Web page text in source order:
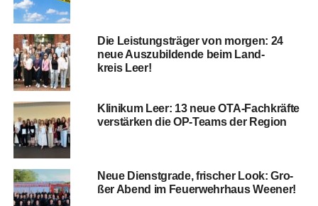
Die Leis­tungs­trä­ger von mor­gen: 24
neue Aus­zu­bil­den­de beim Land­
kreis Leer!
Kli­ni­kum Leer: 13 neue OTA-Fach­kräf­te
ver­stär­ken die OP-Teams der Region
Neue Dienst­gra­de, fri­scher Look: Gro­
ßer Abend im Feu­er­wehr­haus Weener!